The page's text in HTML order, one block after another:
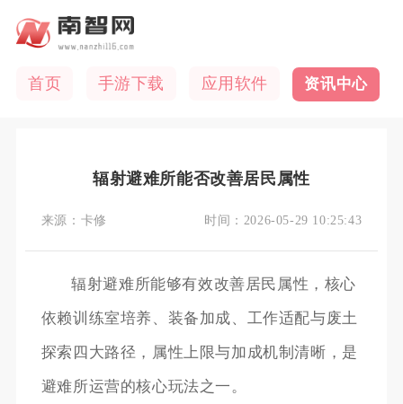
首页 手游下载 应用软件 资讯中心
辐射避难所能否改善居民属性
来源： 卡修 时间： 2026-05-29 10:25:43
辐射避难所能够有效改善居民属性，核心
依赖训练室培养、装备加成、工作适配与废土
探索四大路径，属性上限与加成机制清晰，是
避难所运营的核心玩法之一。